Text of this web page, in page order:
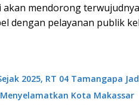
akan mendorong
dengan pelayanan publik
2025, RT 04 Tamangapa
Kota Makassar